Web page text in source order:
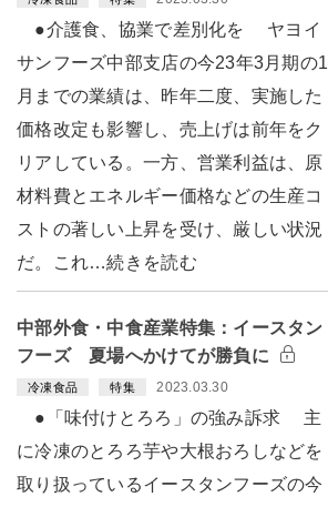
●介護食、協業で差別化を ヤヨイ
サンフーズ中部支店の今23年3月期の1
月までの業績は、昨年二度、実施した
価格改定も影響し、売上げは前年をク
リアしている。一方、営業利益は、原
材料費とエネルギー価格などの生産コ
ストの著しい上昇を受け、厳しい状況
だ。これ…続きを読む
中部外食・中食産業特集：イースタン
フーズ 夏場へかけてが勝負に
冷凍食品 特集 2023.03.30
●「味付けとろろ」の強み訴求 主
に冷凍のとろろ芋や大根おろしなどを
取り扱っているイースタンフーズの今